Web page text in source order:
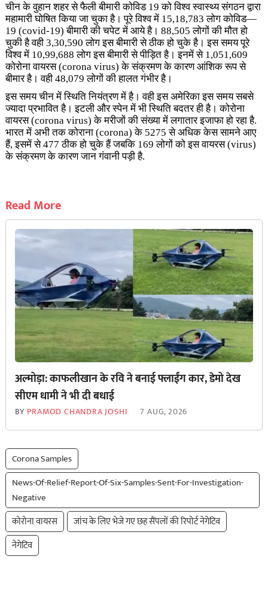
चीन के वुहान शहर से फैली बीमारी कोविड 19 को विश्व स्वास्थ्य संगठन द्वारा
महामारी घोषित किया जा चुका है। पूरे विश्व में 15,18,783 लोग कोविड—
19 (covid-19) बीमारी की चपेट में आये है। 88,505 लोगों की मौत हो
चुकी है वही 3,30,590 लोग इस बीमारी से ठीक हो चुके है। इस समय पूरे
विश्व में 10,99,688 लोग इस बीमारी से पीड़ित है। इनमें से 1,051,609
कोरोना वायरस (corona virus) के संक्रमण के कारण आंशिक रूप से
बीमार है। वही 48,079 लोगों की हालत गंभीर है।
इस समय चीन में स्थिति नियंत्रण में है। वही इस अमेरिका इस समय सबसे
ज्यादा प्रभावित है। इटली और स्पेन में भी स्थिति बदतर ही है। कोरोना
वायरस (corona virus) के मरीजों की संख्‍या में लगातार इजाफा हो रहा है.
भारत में अभी तक कोराना (corona) के 5275 से अधिक केस सामने आए
हैं, इसमें से 477 ठीक हो चुके हैं जबकि 169 लोगों को इस वायरस (virus)
के संक्रमण के कारण जान गंवानी पड़ी है.
Read More
अल्मोड़ा: काफलीखान के रवि ने बनाई फ्लाईंग कार, डेमो देख
सीएम धामी ने भी दी बधाई
BY PRAMOD CHANDRA JOSHI 7 AUG, 2026
Corona Samples
News-Of-Relief-Report-Of-Six-Samples-Sent-For-Investigation-
Negative
कोरोना वायरस
जांच के लिए भेजे गए छह सैंपलों की रिपोर्ट नेगेटिव
नेगेटिव